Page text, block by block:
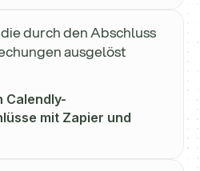
durch den Abschluss
ausgelöst
Calendly-
mit Zapier und